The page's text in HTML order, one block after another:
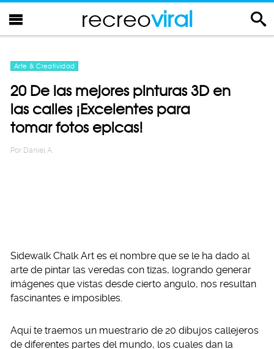
recreoviral
Arte & Creatividad
20 De las mejores pinturas 3D en
las calles ¡Excelentes para
tomar fotos epicas!
Por Daniel A.
Sidewalk Chalk Art es el nombre que se le ha dado al
arte de pintar las veredas con tizas, logrando generar
imágenes que vistas desde cierto angulo, nos resultan
fascinantes e imposibles.
Aquí te traemos un muestrario de 20 dibujos callejeros
de diferentes partes del mundo, los cuales dan la